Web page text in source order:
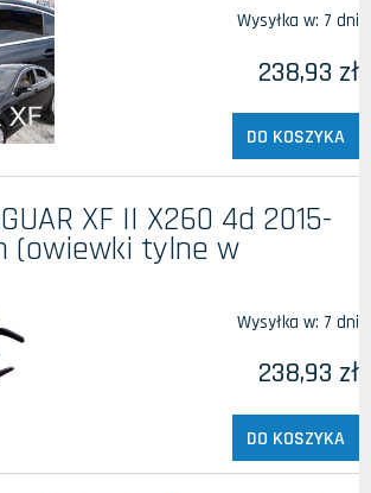
Wysyłka w: 7 dni
238,93 zł
DO KOSZYKA
XF II X260 4d 2015-
(owiewki tylne w
Wysyłka w: 7 dni
238,93 zł
DO KOSZYKA